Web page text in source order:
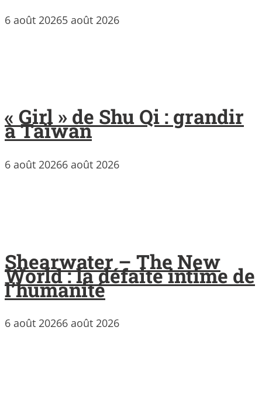
6 août 20265 août 2026
« Girl » de Shu Qi : grandir
à Taïwan
6 août 20266 août 2026
Shearwater – The New
World : la défaite intime de
l’humanité
6 août 20266 août 2026